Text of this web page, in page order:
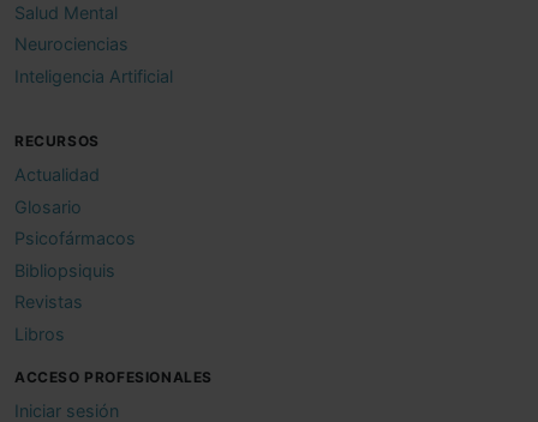
Salud Mental
Neurociencias
Inteligencia Artificial
RECURSOS
Actualidad
Glosario
Psicofármacos
Bibliopsiquis
Revistas
Libros
ACCESO PROFESIONALES
Iniciar sesión